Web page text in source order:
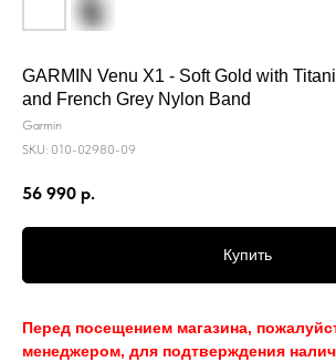
GARMIN Venu X1 - Soft Gold with
and French Grey Nylon Band
Garmin
SKU: 010-02980-09
56 990 р.
Купить
Перед посещением магазина,
менеджером, для подтверждения